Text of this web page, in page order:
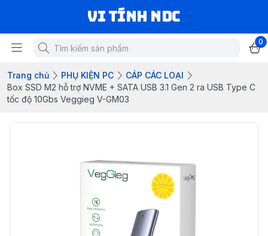
VI TÍNH NDC
0
Trang chủ PHỤ KIỆN PC
CÁP CÁC LOẠI
Box SSD M2 hỗ trợ NVME + SATA USB 3.1 Gen 2 ra USB Type C
tốc độ 10Gbs Veggieg V-GM03